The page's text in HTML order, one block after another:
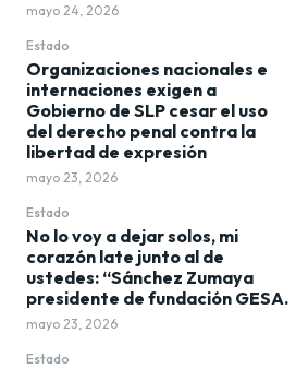
mayo 24, 2026
Estado
Organizaciones nacionales e
internaciones exigen a
Gobierno de SLP cesar el uso
del derecho penal contra la
libertad de expresión
mayo 23, 2026
Estado
No lo voy a dejar solos, mi
corazón late junto al de
ustedes: “Sánchez Zumaya
presidente de fundación GESA.
mayo 23, 2026
Estado